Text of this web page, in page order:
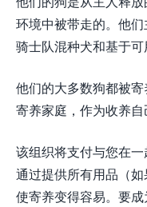
环境中被带走的。他
骑士队混种犬和基于可
他们的大多数狗都被
寄养家庭，作为收养自
该组织将支付与您在
通过提供所有用品（
使寄养变得容易。要